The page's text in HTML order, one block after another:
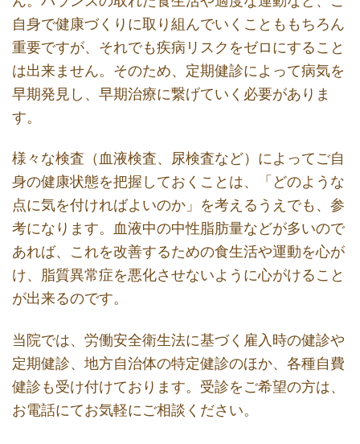
自身で健康づくりに取り組んでいくことももちろん
重要ですが、それでも疾病リスクをゼロにすること
は出来ません。そのため、定期健診によって病気を
早期発見し、早期治療に繋げていく必要がありま
す。
様々な検査（血液検査、尿検査など）によってご自
身の健康状態を把握しておくことは、「どのような
点に気を付ければよいのか」を考えるうえでも、参
考になります。血液中の中性脂肪量などが多いので
あれば、これを改善するための食生活や運動を心が
け、脂質異常症を悪化させないように心がけること
が出来るのです。
当院では、労働安全衛生法に基づく雇入時の健診や
定期健診、地方自治体の特定健診のほか、各種自費
健診も受け付けております。受診をご希望の方は、
お電話にてお気軽にご相談ください。